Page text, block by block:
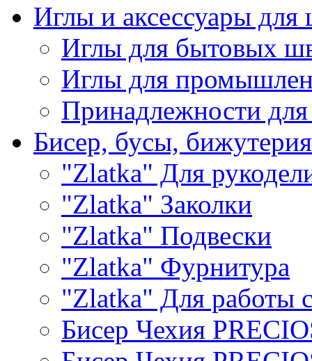
Иглы и аксессуары
Иглы для бытовых
Иглы для
Принадлежности
Бисер, бусы, бижутерия
"Zlatka" Для
"Zlatka" Заколки
"Zlatka" Подвески
"Zlatka" Фурнитура
"Zlatka" Для работы
Бисер Чехия